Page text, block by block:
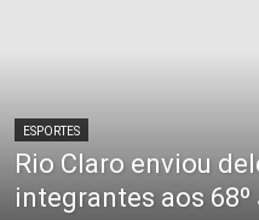
ESPORTES
Rio Claro enviou
integrantes aos